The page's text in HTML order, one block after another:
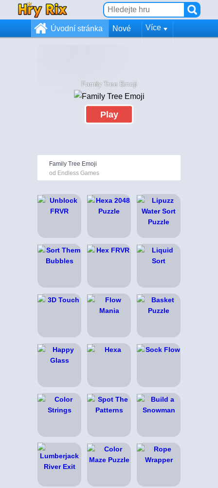
Úvodní stránka Nové Více
Family Tree Emoji
Play
Family Tree Emoji
od Endless Games